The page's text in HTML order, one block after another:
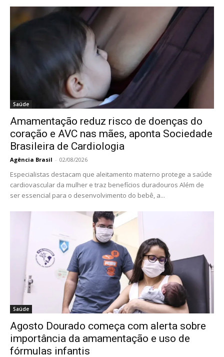
Saúde
Amamentação reduz risco de doenças do
coração e AVC nas mães, aponta Sociedade
Brasileira de Cardiologia
Agência Brasil - 02/08/2026
Especialistas destacam que aleitamento materno protege a saúde
cardiovascular da mulher e traz benefícios duradouros Além de
ser essencial para o desenvolvimento do bebê, a...
Saúde
Agosto Dourado começa com alerta sobre
importância da amamentação e uso de
fórmulas infantis